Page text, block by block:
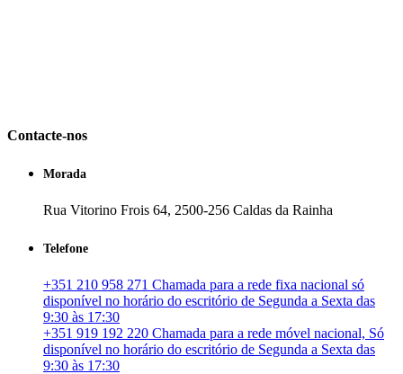
Contacte-nos
Morada
Rua Vitorino Frois 64, 2500-256 Caldas da Rainha
Telefone
+351 210 958 271 Chamada para a rede fixa nacional só
disponível no horário do escritório de Segunda a Sexta das
9:30 às 17:30
+351 919 192 220 Chamada para a rede móvel nacional, Só
disponível no horário do escritório de Segunda a Sexta das
9:30 às 17:30